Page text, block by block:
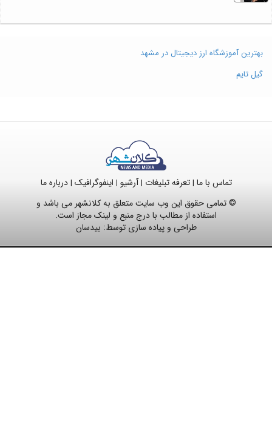
بهترین آموزشگاه ارز دیجیتال در مشهد
گیل تایم
تماس با ما |تعرفه تبلیغات |آرشیو | اینفوگرافیک |درباره ما
© تمامی حقوق این وب سایت متعلق به کلانشهر می باشد و
استفاده از مطالب با درج منبع و لینک مجاز است.
طراحی و پیاده سازی توسط: بیدسان